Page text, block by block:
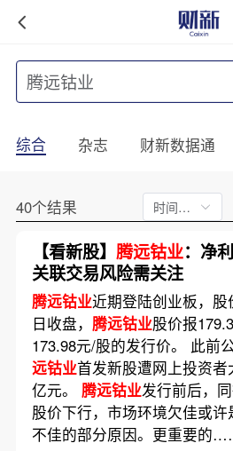
综合 杂志 财新数据通
40个结果 时间不限
【看新股】 腾远钴业：净
关联交易风险需关注
腾远钴业近期登陆创业板，
日收盘， 腾远钴业股价报
173.98元/股的发行价。 此前
远钴业首发新股遭网上投资者
亿元。 腾远钴业发行前后，
股价下行，市场环境欠佳或
不佳的部分原因。更重要的